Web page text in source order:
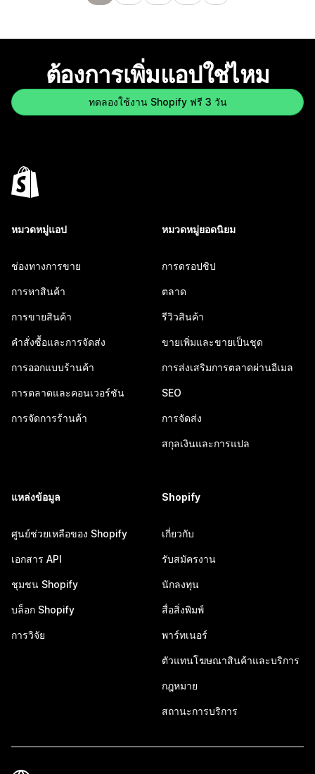
ต้องการเพิ่มแอปใช่ไหม
ทดลองใช้งาน Shopify ฟรี 3 วัน
หมวดหมู่แอป
ช่องทางการขาย
การหาสินค้า
การขายสินค้า
คำสั่งซื้อและการจัดส่ง
การออกแบบร้านค้า
การตลาดและคอนเวอร์ชัน
การจัดการร้านค้า
หมวดหมู่ยอดนิยม
การดรอปชิป
ตลาด
รีวิวสินค้า
ขายเพิ่มและขายเป็นชุด
การส่งเสริมการตลาดผ่านอีเมล
SEO
การจัดส่ง
สกุลเงินและการแปล
แหล่งข้อมูล
ศูนย์ช่วยเหลือของ Shopify
เอกสาร API
ชุมชน Shopify
บล็อก Shopify
การวิจัย
Shopify
เกี่ยวกับ
รับสมัครงาน
นักลงทุน
สื่อสิ่งพิมพ์
พาร์ทเนอร์
ตัวแทนโฆษณาสินค้าและบริการ
กฎหมาย
สถานะการบริการ